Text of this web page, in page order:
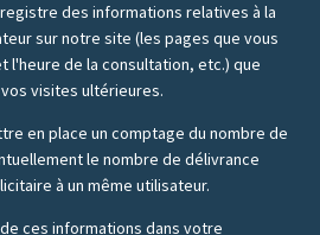
des informations relatives à la
sur notre site (les pages que vous
l'heure de la consultation, etc.) que
visites ultérieures.
en place un comptage du nombre de
le nombre de délivrance
à un même utilisateur.
ces informations dans votre